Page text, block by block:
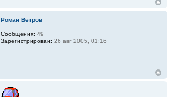
Роман Ветров
Сообщения: 49
Зарегистрирован: 26 авг 2005, 01:16